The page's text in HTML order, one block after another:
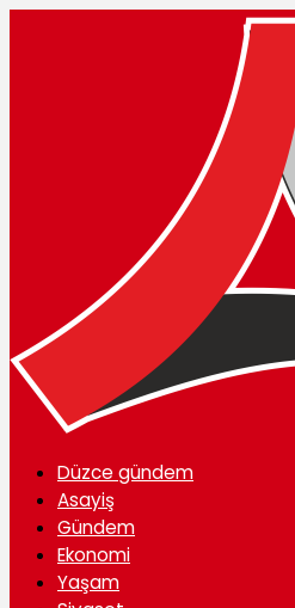
Düzce gündem
Asayiş
Gündem
Ekonomi
Yaşam